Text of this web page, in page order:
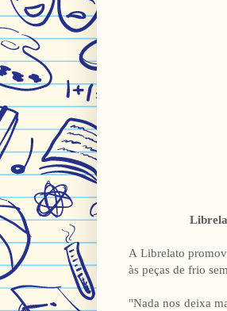
A Librelato
às peças de frio
"Nada nos deixa